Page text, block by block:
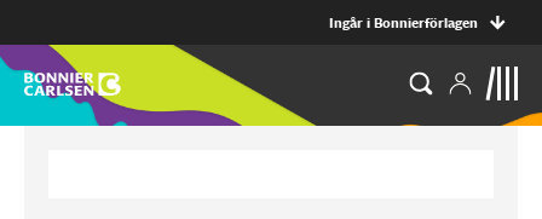
Ingår i Bonnierförlagen